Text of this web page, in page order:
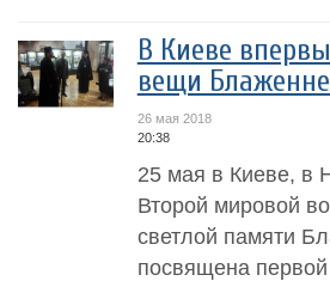
В Киеве
вещи
26 мая 2018
20:38
25 мая в Киеве, в
Второй мировой
светлой памяти
посвящена